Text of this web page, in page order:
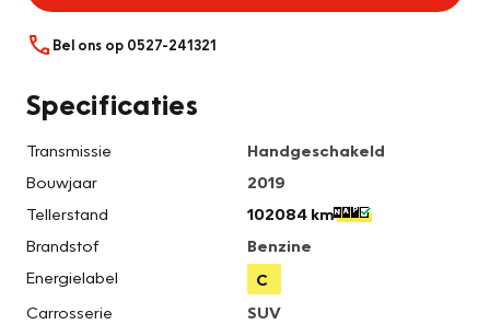
Bel ons op 0527-241321
Specificaties
Transmissie
Handgeschakeld
Bouwjaar
2019
Tellerstand
102084 km
Brandstof
Benzine
Energielabel
C
Carrosserie
SUV